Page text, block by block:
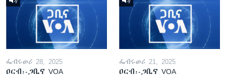
ፌብሩወሪ 28, 2025
ዐርብ፡-ጋቢና VOA
ፌብሩወሪ 21, 2025
ዐርብ፡-ጋቢና VOA